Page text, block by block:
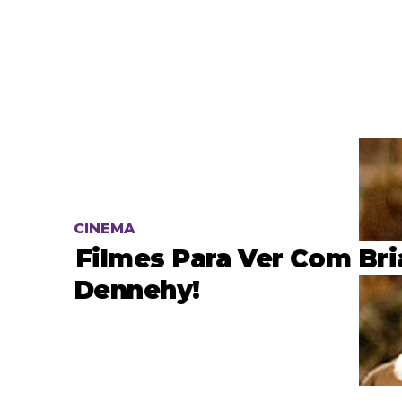
CINEMA
Filmes Para Ver Com
Dennehy!